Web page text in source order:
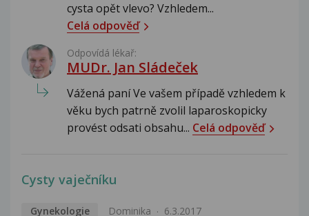
cysta opět vlevo? Vzhledem...
Celá odpověď
Odpovídá lékař:
MUDr. Jan Sládeček
Vážená paní Ve vašem případě vzhledem k
věku bych patrně zvolil laparoskopicky
provést odsati obsahu... Celá odpověď
Cysty vaječníku
Gynekologie Dominika 6.3.2017